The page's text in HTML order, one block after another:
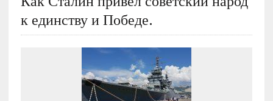
к единству и Победе.